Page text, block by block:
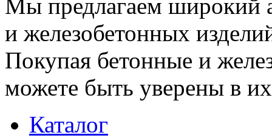
Мы предлагаем широкий
и железобетонных
Покупая бетонные и
можете быть уверены в их
Каталог